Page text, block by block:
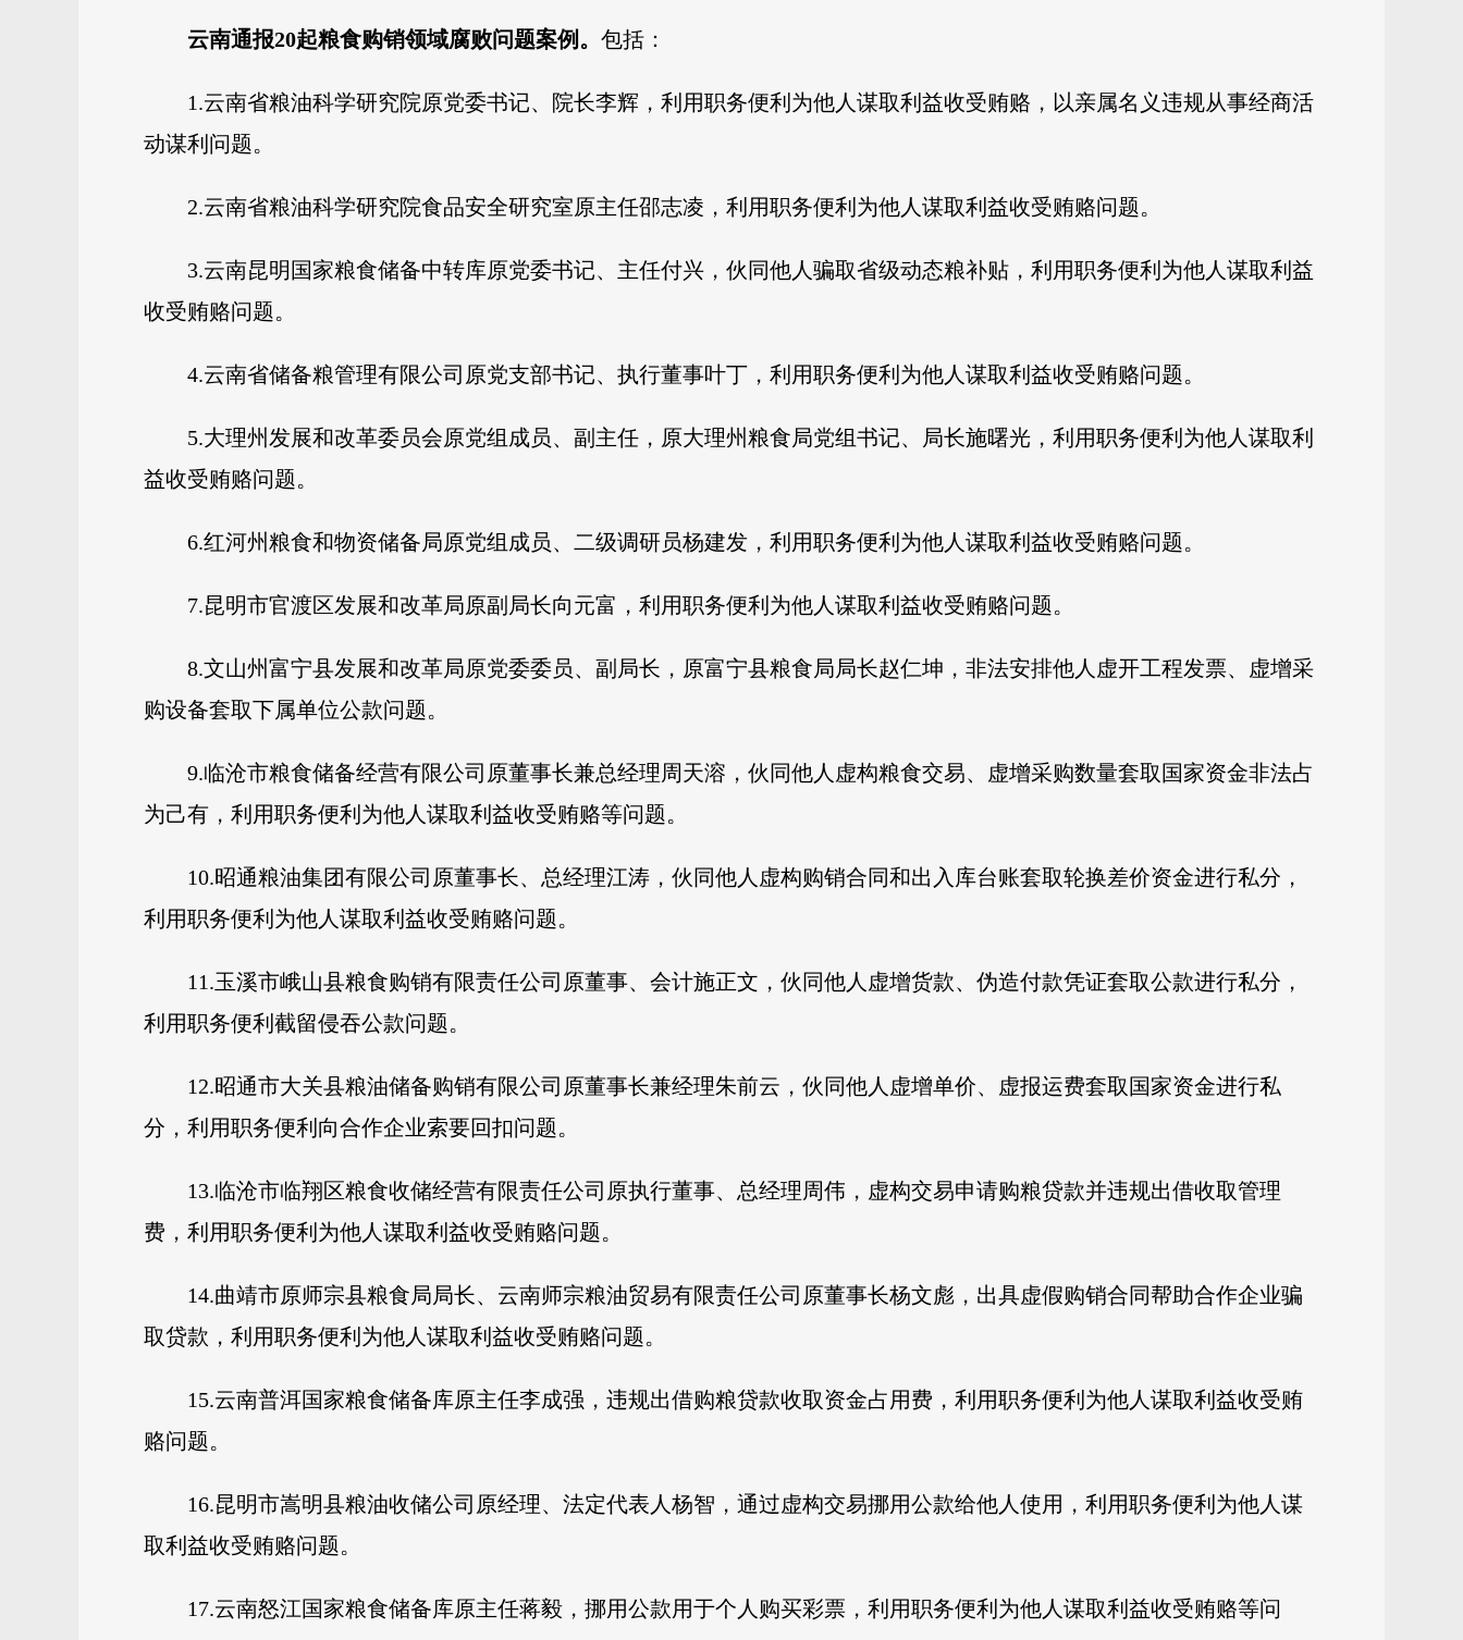
云南通报20起粮食购销领域腐败问题案例。 包括：
1.云南省粮油科学研究院原党委书记、院长李辉，利用职务便利为他人谋取利益收受贿赂，以亲属名义违规从事经商活
动谋利问题。
2.云南省粮油科学研究院食品安全研究室原主任邵志凌，利用职务便利为他人谋取利益收受贿赂问题。
3.云南昆明国家粮食储备中转库原党委书记、主任付兴，伙同他人骗取省级动态粮补贴，利用职务便利为他人谋取利益
收受贿赂问题。
4.云南省储备粮管理有限公司原党支部书记、执行董事叶丁，利用职务便利为他人谋取利益收受贿赂问题。
5.大理州发展和改革委员会原党组成员、副主任，原大理州粮食局党组书记、局长施曙光，利用职务便利为他人谋取利
益收受贿赂问题。
6.红河州粮食和物资储备局原党组成员、二级调研员杨建发，利用职务便利为他人谋取利益收受贿赂问题。
7.昆明市官渡区发展和改革局原副局长向元富，利用职务便利为他人谋取利益收受贿赂问题。
8.文山州富宁县发展和改革局原党委委员、副局长，原富宁县粮食局局长赵仁坤，非法安排他人虚开工程发票、虚增采
购设备套取下属单位公款问题。
9.临沧市粮食储备经营有限公司原董事长兼总经理周天溶，伙同他人虚构粮食交易、虚增采购数量套取国家资金非法占
为己有，利用职务便利为他人谋取利益收受贿赂等问题。
10.昭通粮油集团有限公司原董事长、总经理江涛，伙同他人虚构购销合同和出入库台账套取轮换差价资金进行私分，
利用职务便利为他人谋取利益收受贿赂问题。
11.玉溪市峨山县粮食购销有限责任公司原董事、会计施正文，伙同他人虚增货款、伪造付款凭证套取公款进行私分，
利用职务便利截留侵吞公款问题。
12.昭通市大关县粮油储备购销有限公司原董事长兼经理朱前云，伙同他人虚增单价、虚报运费套取国家资金进行私
分，利用职务便利向合作企业索要回扣问题。
13.临沧市临翔区粮食收储经营有限责任公司原执行董事、总经理周伟，虚构交易申请购粮贷款并违规出借收取管理
费，利用职务便利为他人谋取利益收受贿赂问题。
14.曲靖市原师宗县粮食局局长、云南师宗粮油贸易有限责任公司原董事长杨文彪，出具虚假购销合同帮助合作企业骗
取贷款，利用职务便利为他人谋取利益收受贿赂问题。
15.云南普洱国家粮食储备库原主任李成强，违规出借购粮贷款收取资金占用费，利用职务便利为他人谋取利益收受贿
赂问题。
16.昆明市嵩明县粮油收储公司原经理、法定代表人杨智，通过虚构交易挪用公款给他人使用，利用职务便利为他人谋
取利益收受贿赂问题。
17.云南怒江国家粮食储备库原主任蒋毅，挪用公款用于个人购买彩票，利用职务便利为他人谋取利益收受贿赂等问